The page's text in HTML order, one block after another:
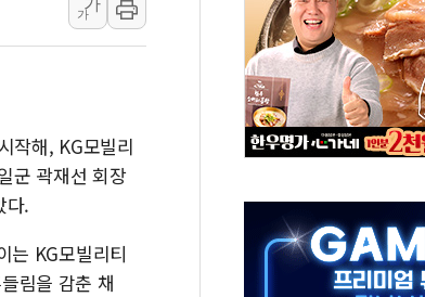
서 말다툼 중 어머니 흉기 살해 10대 아들 체포
꺼낸 김민석에 '뻔뻔' 받아친 정청래…제주 연설서 신경전 고조
통령, ISA 개편 재검토 지시…與 "적극 환영"·野 "졸속 국정"
중부 전 해상 풍랑주의보…10일까지 최대 3.5m 높은 물결
염에 온열질환 사망 23명…정부, 비상대응기구 가동
위 아파트 부양, 수도 베이징도 부동산 규제 철폐
용대리 계곡서 수위 상승으로 피서객 7명 고립…전원 구조
가
가
작해, KG모빌리
군 곽재선 회장
다.
는 KG모빌리티
림을 감춘 채